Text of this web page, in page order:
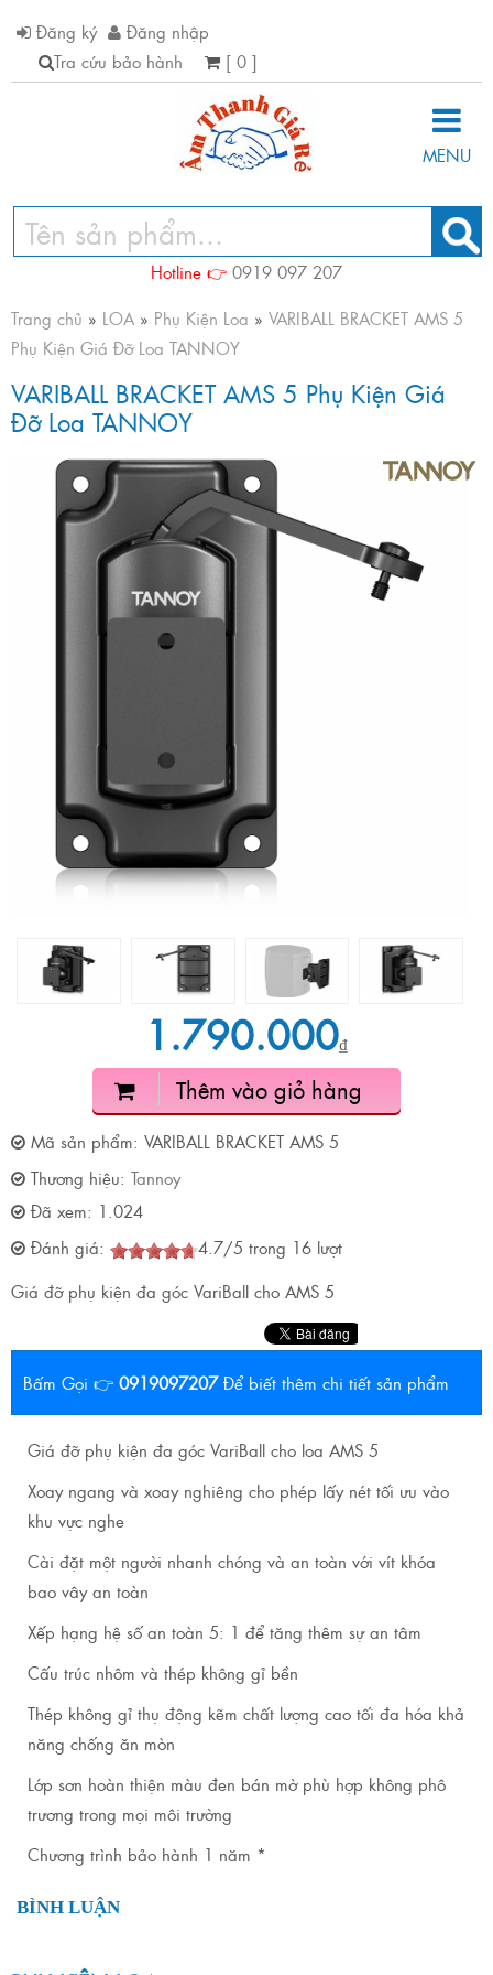
Đăng ký
Đăng nhập
Tra cứu bảo hành
[ 0 ]
MENU
Hotline 👉 0919 097 207
Trang chủ » LOA » Phụ Kiện Loa » VARIBALL BRACKET AMS 5
Phụ Kiện Giá Đỡ Loa TANNOY
VARIBALL BRACKET AMS 5 Phụ Kiện Giá
Đỡ Loa TANNOY
1.790.000₫
Thêm vào giỏ hàng
Mã sản phẩm: VARIBALL BRACKET AMS 5
Thương hiệu: Tannoy
Đã xem: 1.024
Đánh giá:
4.7/5 trong 16 lượt
Giá đỡ phụ kiện đa góc VariBall cho AMS 5
Bấm Gọi 👉 0919097207 Để biết thêm chi tiết sản phẩm
Giá đỡ phụ kiện đa góc VariBall cho loa AMS 5
Xoay ngang và xoay nghiêng cho phép lấy nét tối ưu vào
khu vực nghe
Cài đặt một người nhanh chóng và an toàn với vít khóa
bao vây an toàn
Xếp hạng hệ số an toàn 5: 1 để tăng thêm sự an tâm
Cấu trúc nhôm và thép không gỉ bền
Thép không gỉ thụ động kẽm chất lượng cao tối đa hóa khả
năng chống ăn mòn
Lớp sơn hoàn thiện màu đen bán mờ phù hợp không phô
trương trong mọi môi trường
Chương trình bảo hành 1 năm *
BÌNH LUẬN